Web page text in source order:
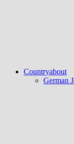
Countryabout
German